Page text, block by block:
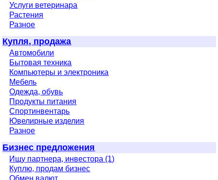
Услуги ветеринара
Растения
Разное
Купля, продажа
Автомобили
Бытовая техника
Компьютеры и электроника
Мебель
Одежда, обувь
Продукты питания
Спортинвентарь
Ювелирные изделия
Разное
Бизнес предложения
Ищу партнера, инвестора (1)
Куплю, продам бизнес
Обмен валют